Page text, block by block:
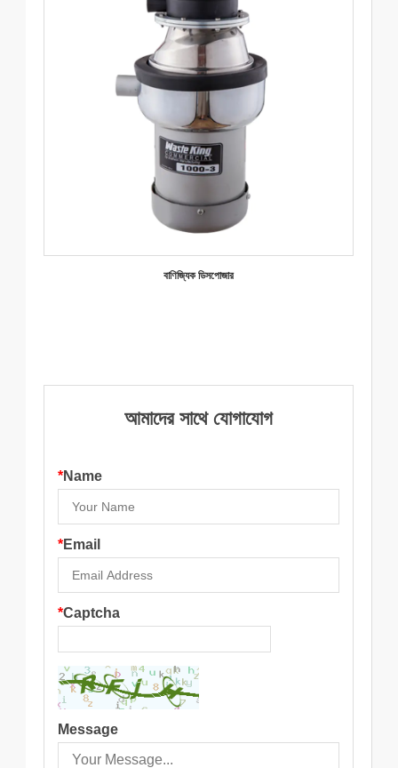
বাণিজ্যিক ডিসপোজার
আমাদের সাথে যোগাযোগ
*Name
*Email
*Captcha
Message